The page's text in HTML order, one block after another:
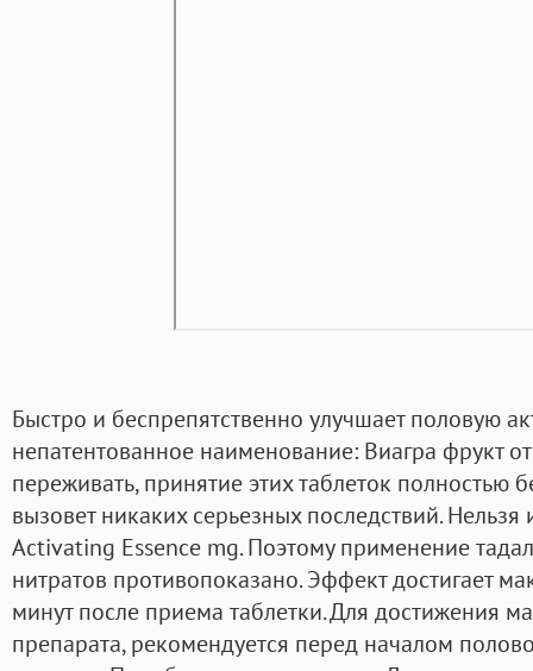
Быстро и беспрепятственно улучшает половую
непатентованное наименование: Виагра фрукт
переживать, принятие этих таблеток полностью
вызовет никаких серьезных последствий. Нельзя
Activating Essence mg. Поэтому применение
нитратов противопоказано. Эффект достигает
минут после приема таблетки. Для достижения
препарата, рекомендуется перед началом